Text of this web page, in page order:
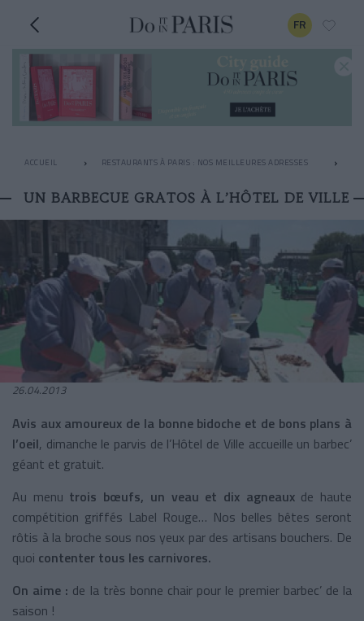
FR
ACCUEIL RESTAURANTS À PARIS : NOS MEILLEURES ADRESSES
UN BARBECUE GRATOS À L’HÔTEL DE VILLE
26.04.2013
Avis aux amoureux de la bonne bidoche et de bons plans à
l’oeil, dimanche le parvis de l’Hôtel de Ville accueille un barbec’
géant et gratuit.
Au menu trois bœufs, un veau et dix agneauxde haute
compétition griffés Label Rouge… Nos belles bêtes seront
rôtis à la broche sous nos yeux par des artisans bouchers. De
quoi contenter tous les carnivores.
On aime : de la très bonne chair pour le premier barbec’ de la
saison !